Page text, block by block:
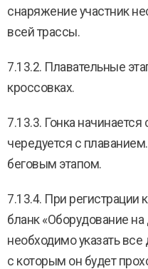
снаряжение участник
всей трассы.
7.13.2. Плавательные
кроссовках.
7.13.3. Гонка начинается
чередуется с
беговым этапом.
7.13.4. При регистрации
бланк «Оборудование
необходимо указать
с которым он будет